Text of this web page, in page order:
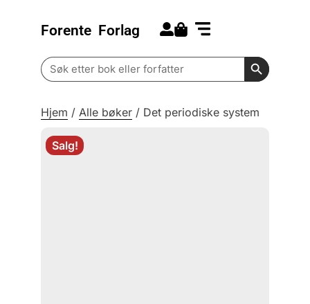
Forente Forlag
Search
for:
Search
Hjem / Alle bøker / Det periodiske system
Salg!